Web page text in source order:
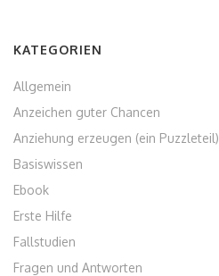
KATEGORIEN
Allgemein
Anzeichen guter Chancen
Anziehung erzeugen (ein Puzzleteil)
Basiswissen
Ebook
Erste Hilfe
Fallstudien
Fragen und Antworten